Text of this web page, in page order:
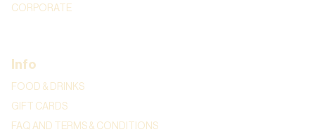
CORPORATE
Info
FOOD & DRINKS
GIFT CARDS
FAQ AND TERMS & CONDITIONS